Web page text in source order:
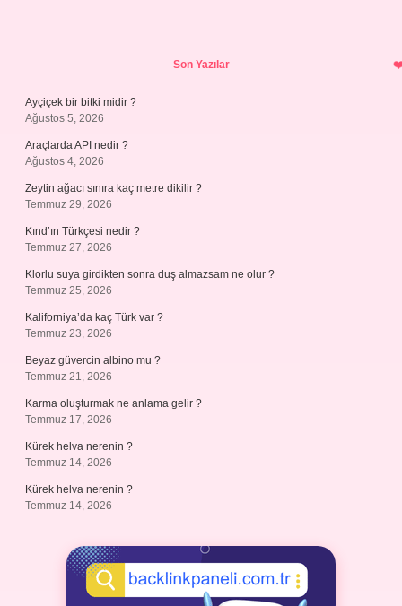
Son Yazılar
Ayçiçek bir bitki midir ?
Ağustos 5, 2026
Araçlarda API nedir ?
Ağustos 4, 2026
Zeytin ağacı sınıra kaç metre dikilir ?
Temmuz 29, 2026
Kınd’ın Türkçesi nedir ?
Temmuz 27, 2026
Klorlu suya girdikten sonra duş almazsam ne olur ?
Temmuz 25, 2026
Kaliforniya’da kaç Türk var ?
Temmuz 23, 2026
Beyaz güvercin albino mu ?
Temmuz 21, 2026
Karma oluşturmak ne anlama gelir ?
Temmuz 17, 2026
Kürek helva nerenin ?
Temmuz 14, 2026
Kürek helva nerenin ?
Temmuz 14, 2026